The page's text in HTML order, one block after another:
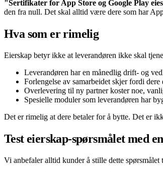
"Sertifikater for App Store og Google Play
den fra null. Det skal alltid være dere som har
Hva som er rimelig
Eierskap betyr ikke at leverandøren ikke skal
Leverandøren har en månedlig drift- og
Forlengelse av samarbeidet skjer fordi
Overlevering til ny partner koster noe,
Spesielle moduler som leverandøren har
Det er rimelig at dere betaler for å bytte. Det er
Test eierskap-spørsmålet med
Vi anbefaler alltid kunder å stille dette spørsmålet